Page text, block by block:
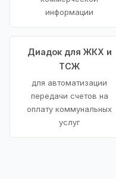
информации
Диадок для ЖКХ и
ТСЖ
для автоматизации
передачи счетов на
оплату коммунальных
услуг